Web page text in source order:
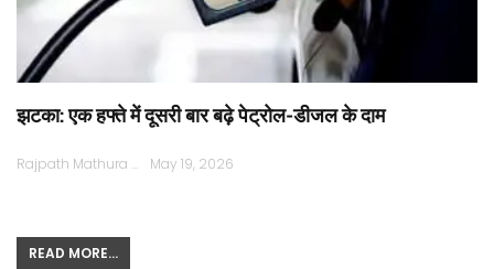
झटका: एक हफ्ते में दूसरी बार बढ़े पेट्रोल-डीजल के दाम
Rajpath Mathura May 19, 2026
READ MORE...